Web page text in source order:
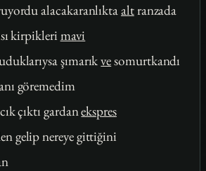
alacakaranlıktaaltranzada
kirpikleri mavi
şımarıkvesomurtkandı
göremedim
çıktı gardanekspres
gelip nereye gittiğini